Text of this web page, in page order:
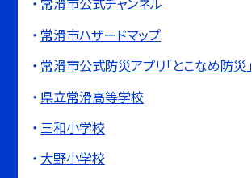
常滑市ハザードマップ
常滑市公式防災アプリ「とこなめ防災」
県立常滑高等学校
三和小学校
大野小学校